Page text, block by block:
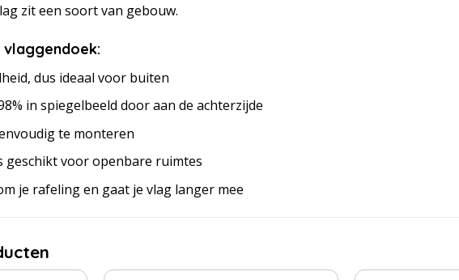
zit een soort van gebouw.
dus ideaal voor buiten
in spiegelbeeld door aan de achterzijde
te monteren
geschikt voor openbare ruimtes
je rafeling en gaat je vlag langer mee